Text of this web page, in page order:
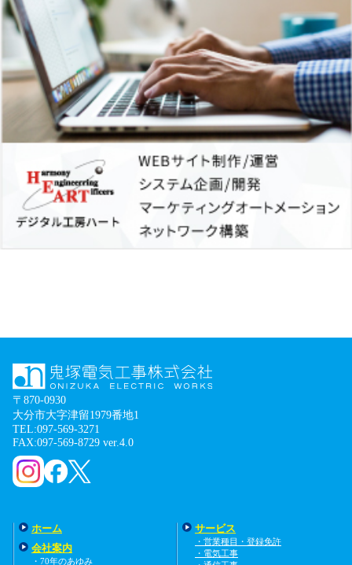
〒870-0930
大分市大字津留1979番地1
TEL:097-569-3271
FAX:097-569-8729 ver.4.0
ホーム
会社案内
・70年のあゆみ
サービス
・営業種目・登録免許
・電気工事